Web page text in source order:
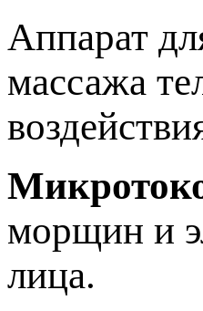
Аппарат
массажа
морщин и
лица.